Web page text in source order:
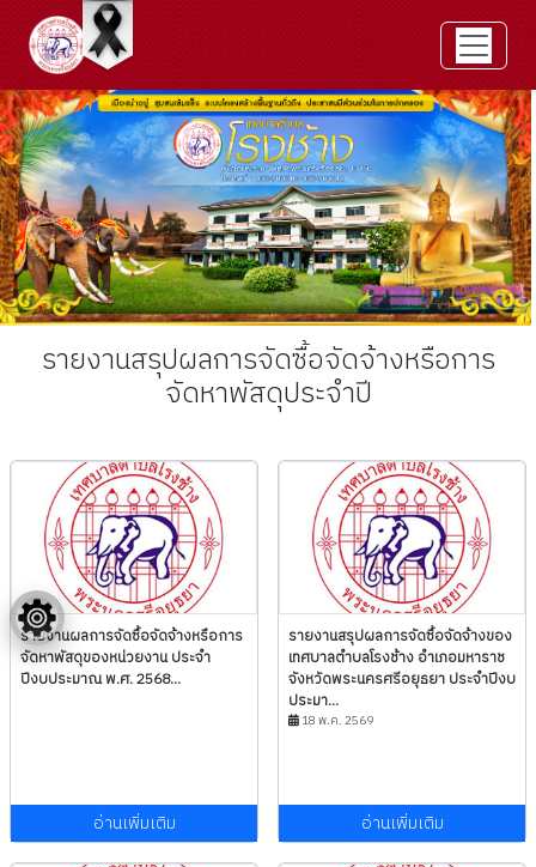
รายงานสรุปผลการจัดซื้อจัดจ้างหรือการ
จัดหาพัสดุประจำปี
รายงานผลการจัดซื้อจัดจ้างหรือการ
จัดหาพัสดุของหน่วยงาน ประจำ
ปีงบประมาณ พ.ศ. 2568...
อ่านเพิ่มเติม
รายงานสรุปผลการจัดซื้อจัดจ้างของ
เทศบาลตำบลโรงช้าง อำเภอมหาราช
จังหวัดพระนครศรีอยุธยา ประจำปีงบ
ประมา...
18 พ.ค. 2569
อ่านเพิ่มเติม